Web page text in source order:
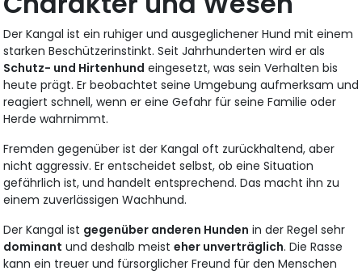
Der Kangal ist ein ruhiger und ausgeglichener Hund mit einem
starken Beschützerinstinkt. Seit Jahrhunderten wird er als
Schutz- und Hirtenhund eingesetzt, was sein Verhalten bis
heute prägt. Er beobachtet seine Umgebung aufmerksam und
reagiert schnell, wenn er eine Gefahr für seine Familie oder
Herde wahrnimmt.
Fremden gegenüber ist der Kangal oft zurückhaltend, aber
nicht aggressiv. Er entscheidet selbst, ob eine Situation
gefährlich ist, und handelt entsprechend. Das macht ihn zu
einem zuverlässigen Wachhund.
Der Kangal ist gegenüber anderen Hunden in der Regel sehr
dominant und deshalb meisteher unverträglich. Die Rasse
kann ein treuer und fürsorglicher Freund für den Menschen